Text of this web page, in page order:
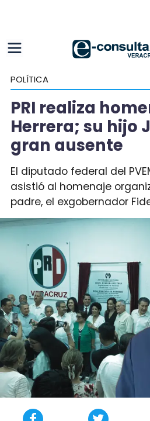
POLÍTICA
PRI realiza
Herrera; su hijo
gran ausente
El diputado federal del
asistió al homenaje
padre, el exgobernador